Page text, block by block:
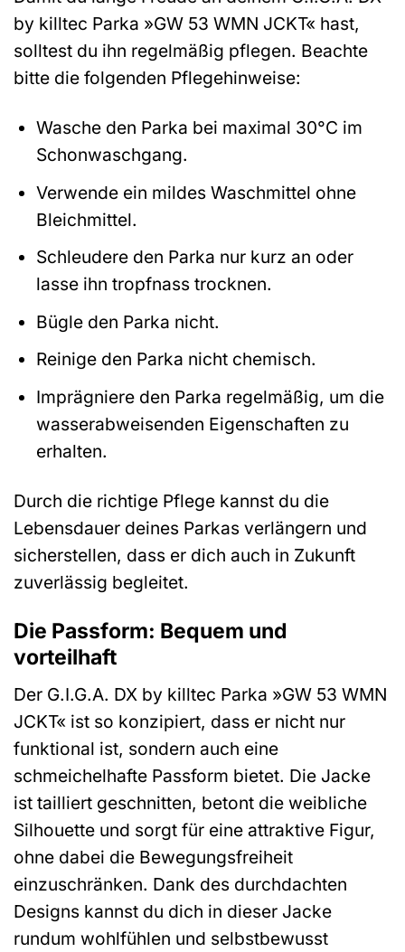
by killtec Parka »GW 53 WMN JCKT« hast,
solltest du ihn regelmäßig pflegen. Beachte
bitte die folgenden Pflegehinweise:
Wasche den Parka bei maximal 30°C im
Schonwaschgang.
Verwende ein mildes Waschmittel ohne
Bleichmittel.
Schleudere den Parka nur kurz an oder
lasse ihn tropfnass trocknen.
Bügle den Parka nicht.
Reinige den Parka nicht chemisch.
Imprägniere den Parka regelmäßig, um die
wasserabweisenden Eigenschaften zu
erhalten.
Durch die richtige Pflege kannst du die
Lebensdauer deines Parkas verlängern und
sicherstellen, dass er dich auch in Zukunft
zuverlässig begleitet.
Die Passform: Bequem und
vorteilhaft
Der G.I.G.A. DX by killtec Parka »GW 53 WMN
JCKT« ist so konzipiert, dass er nicht nur
funktional ist, sondern auch eine
schmeichelhafte Passform bietet. Die Jacke
ist tailliert geschnitten, betont die weibliche
Silhouette und sorgt für eine attraktive Figur,
ohne dabei die Bewegungsfreiheit
einzuschränken. Dank des durchdachten
Designs kannst du dich in dieser Jacke
rundum wohlfühlen und selbstbewusst